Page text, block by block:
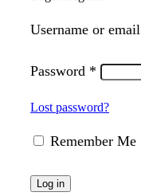
Username or email
Password *
Lost password?
Remember Me
Log in